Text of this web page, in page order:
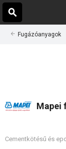
Fugázóanyagok
Mapei
Cementkötésű és